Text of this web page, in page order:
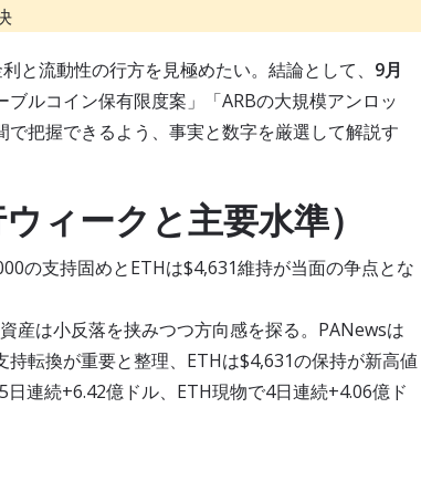
と流動性の行方を見極めたい。結論として、 9月
ルコイン保有限度案」「ARBの大規模アンロッ
把握できるよう、事実と数字を厳選して解説す
ィークと主要水準）
の支持固めとETHは$4,631維持が当面の争点とな
産は小反落を挟みつつ方向感を探る。PANewsは
転換が重要と整理、ETHは$4,631の保持が新高値
連続+6.42億ドル、ETH現物で4日連続+4.06億ド